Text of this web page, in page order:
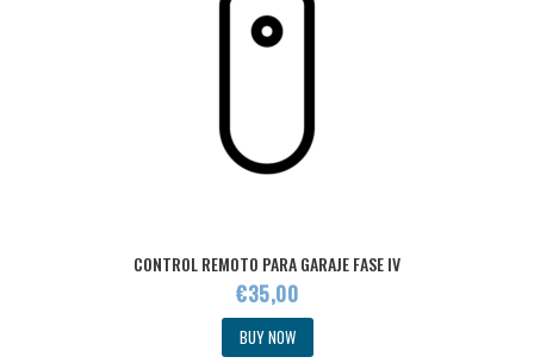
CONTROL REMOTO PARA GARAJE FASE IV
€35,00
BUY NOW